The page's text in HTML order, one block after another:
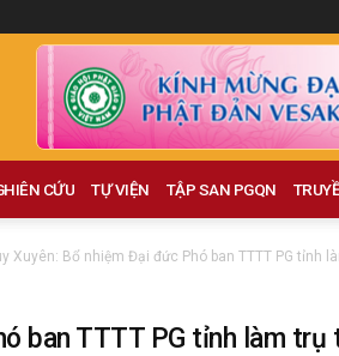
CỨU TỰ VIỆN TẬP SAN PGQN
Xuyên: Bổ nhiệm Đại đức Phó ban TTTT PG tỉnh
ban TTTT PG tỉnh làm trụ